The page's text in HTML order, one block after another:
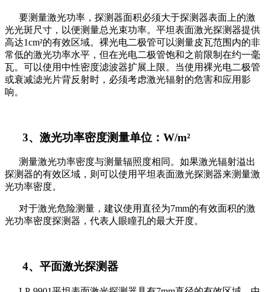
要测量激光功率，探测器面积必须大于探测器表面上的激
光光斑尺寸，以便测量总光束功率。平坦表面激光探测器提供
高达1cm²的有效区域。裸光电二极管可以测量皮瓦范围内的非
常低的激光功率水平，但在光电二极管饱和之前限制在约一毫
瓦。可以使用中性密度滤波器扩展上限。当使用裸光电二极管
或衰减滤光片背反射时，必须考虑激光辐射的危害和应用影
响。
3、激光功率密度测量单位：W/m²
测量激光功率密度与测量辐照度相同。如果激光辐射溢出
探测器的有效区域，则可以使用平坦表面激光探测器来测量激
光功率密度。
对于激光危险测量，建议使用直径为7mm的有效面积的激
光功率密度探测器，代表人眼瞳孔的最大开度。
4、平面激光探测器